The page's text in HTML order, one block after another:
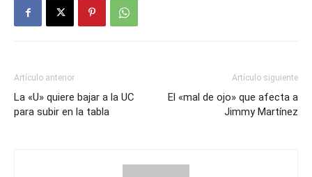
Artículo anterior
La «U» quiere bajar a la UC
para subir en la tabla
Artículo siguiente
El «mal de ojo» que afecta a
Jimmy Martínez